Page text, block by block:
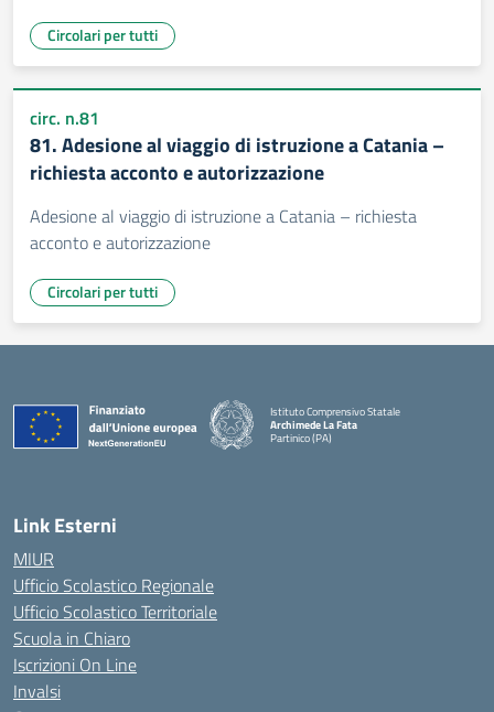
Circolari per tutti
circ. n.81
81. Adesione al viaggio di istruzione a Catania –
richiesta acconto e autorizzazione
Adesione al viaggio di istruzione a Catania – richiesta
acconto e autorizzazione
Circolari per tutti
Istituto Comprensivo Statale
Archimede La Fata
Partinico (PA)
Link Esterni
MIUR
Ufficio Scolastico Regionale
Ufficio Scolastico Territoriale
Scuola in Chiaro
Iscrizioni On Line
Invalsi